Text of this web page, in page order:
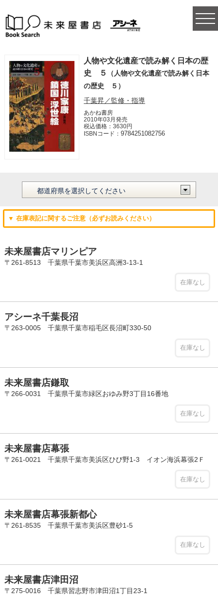
人物や文化遺産で読み解く日本の歴
史 ５
（人物や文化遺産で読み解く日本
の歴史 ５）
千葉昇／監修・指導
あかね書房
2010年03月発売
税込価格：3630円
ISBNコード：9784251082756
▼ 在庫表記に関するご注意（必ずお読みください）
未来屋書店マリンピア
〒261-8513 千葉県千葉市美浜区高洲3-13-1
在庫なし
アシーネ千葉長沼
〒263-0005 千葉県千葉市稲毛区長沼町330-50
在庫なし
未来屋書店鎌取
〒266-0031 千葉県千葉市緑区おゆみ野3丁目16番地
在庫なし
未来屋書店幕張
〒261-0021 千葉県千葉市美浜区ひび野1-3 イオン海浜幕張2Ｆ
在庫なし
未来屋書店幕張新都心
〒261-8535 千葉県千葉市美浜区豊砂1-5
在庫なし
未来屋書店津田沼
〒275-0016 千葉県習志野市津田沼1丁目23-1